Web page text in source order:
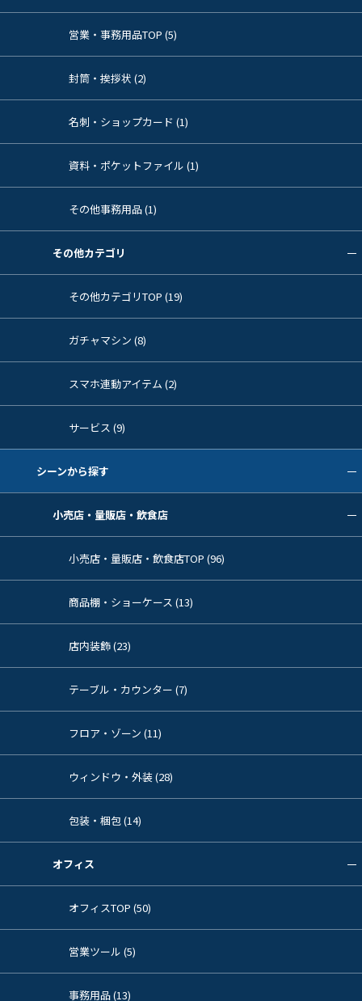
営業・事務用品TOP (5)
封筒・挨拶状 (2)
名刺・ショップカード (1)
資料・ポケットファイル (1)
その他事務用品 (1)
その他カテゴリ
その他カテゴリTOP (19)
ガチャマシン (8)
スマホ連動アイテム (2)
サービス (9)
シーンから探す
小売店・量販店・飲食店
小売店・量販店・飲食店TOP (96)
商品棚・ショーケース (13)
店内装飾 (23)
テーブル・カウンター (7)
フロア・ゾーン (11)
ウィンドウ・外装 (28)
包装・梱包 (14)
オフィス
オフィスTOP (50)
営業ツール (5)
事務用品 (13)